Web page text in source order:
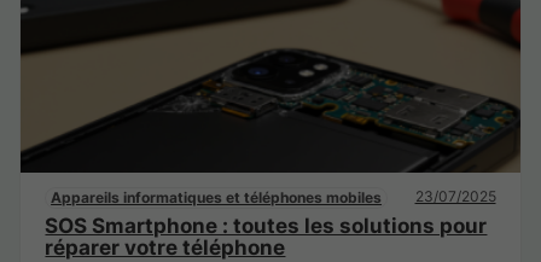
Appareils informatiques et téléphones mobiles 23/07/2025
SOS Smartphone : toutes les solutions pour
réparer votre téléphone